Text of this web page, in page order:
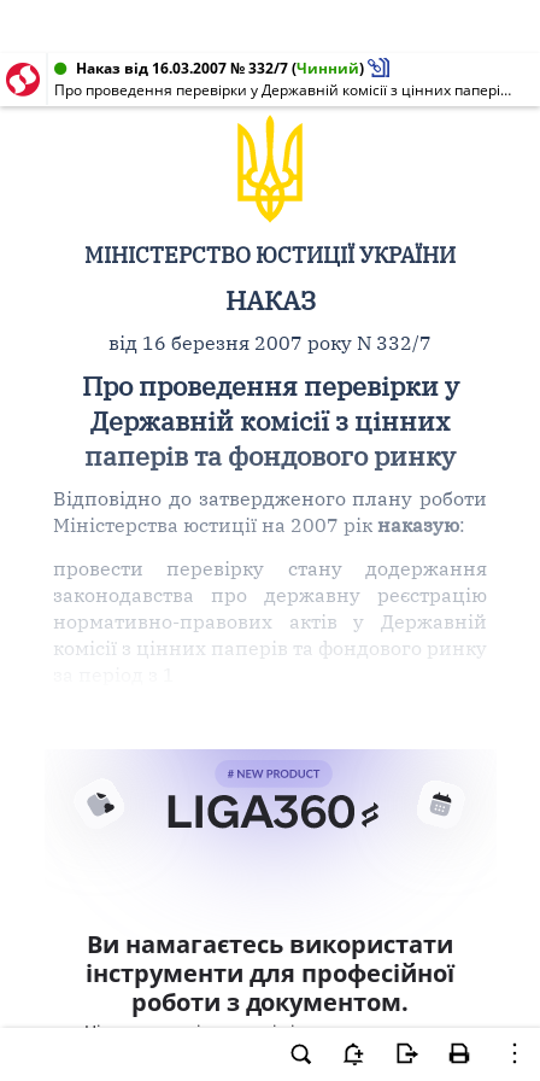
Наказ від 16.03.2007 № 332/7(Чинний)
Про проведення перевірки у Державній комісії з цінних паперів та фондового ринку
МІНІСТЕРСТВО ЮСТИЦІЇ УКРАЇНИ
НАКАЗ
від 16 березня 2007 року N 332/7
Про проведення перевірки у
Державній комісії з цінних
паперів та фондового ринку
Відповідно до затвердженого плану роботи
Міністерства юстиції на 2007 рік наказую:
провести перевірку стану додержання
законодавства про державну реєстрацію
нормативно-правових актів у Державній
комісії з цінних паперів та фондового ринку
Ви намагаєтесь використати
інструменти для професійної
роботи з документом.
Ці можливості доступні тільки користувачам
LIGA360. Залишайте заявку та отримайте